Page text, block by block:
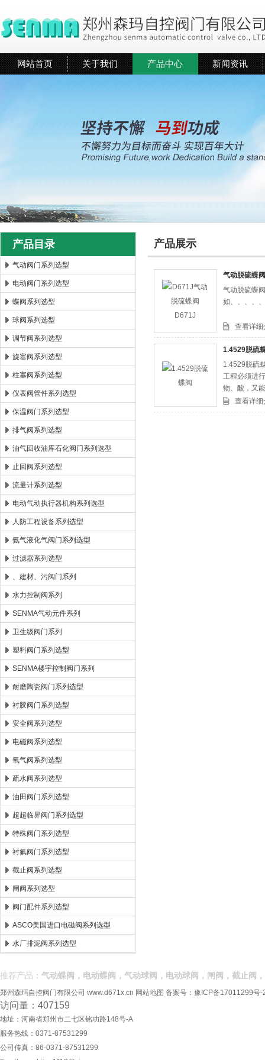
郑州森玛自控阀门有限公司
网站首页 关于我们 产品中心 新闻资讯
产品目录
气动阀门系列选型
电动阀门系列选型
蝶阀系列选型
球阀系列选型
调节阀系列选型
旋塞阀系列选型
柱塞阀系列选型
仪表阀管件系列选型
保温阀门系列选型
排气阀系列选型
油气回收油库石化阀门系列选型
止回阀系列选型
流量计系列选型
电动气动执行器机构系列选型
人防工程设备系列选型
氨气液化气阀门系列选型
过滤器系列选型
、建材、污阀门系列
水力控制阀系列
SENMA气动元件系列
卫生级阀门系列
塑料阀门系列选型
SENMA楼宇控制阀门系列
耐磨陶瓷阀门系列选型
衬胶阀门系列选型
安全阀系列选型
电磁阀系列选型
氧气阀系列选型
疏水阀系列选型
油田阀门系列选型
超超临界阀门系列选型
特殊阀门系列选型
衬氟阀门系列选型
截止阀系列选型
闸阀系列选型
阀门配件系列选型
ASCO美国进口电磁阀系列选型
水厂排泥阀系列选型
产品展示
气动脱硫蝶
气动脱硫蝶
如、、、、
查看详细
1.4529脱硫
1.4529脱硫
工程必须进
物、酸，又
气脱硫蝶阀
查看详细
推荐产品： 气动蝶阀，电动蝶阀，气动球阀，电动球阀，闸阀，截止阀
郑州森玛自控阀门有限公司 www.d671x.cn 网站地图 备案号： 豫ICP备17011299号-
访问量：407159
地址：河南省郑州市二七区铭功路148号-A
服务热线：0371-87531299
公司传真：86-0371-87531299